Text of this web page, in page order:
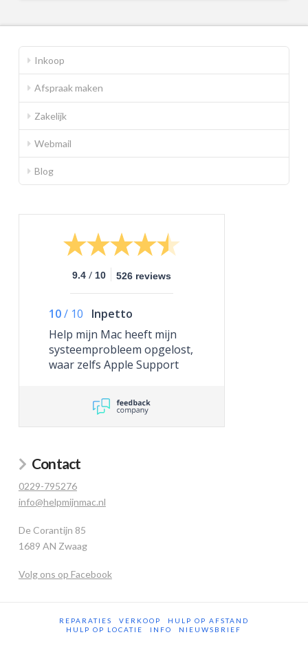
Inkoop
Afspraak maken
Zakelijk
Webmail
Blog
9.4 / 10 526 reviews
10/ 10
Inpetto
Help mijn Mac heeft mijn
systeemprobleem opgelost,
waar zelfs Apple Support
Contact
0229-795276
info@helpmijnmac.nl
De Corantijn 85
1689 AN Zwaag
Volg ons op Facebook
REPARATIES VERKOOP
HULP OP AFSTAND
HULP OP LOCATIE
INFO NIEUWSBRIEF